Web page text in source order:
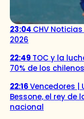
23:04 CHV
2026
22:49 TOC y la
70% de los
22:16Vencedores |
Bessone, el rey
nacional